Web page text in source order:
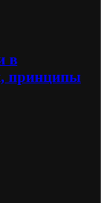
в
принципы